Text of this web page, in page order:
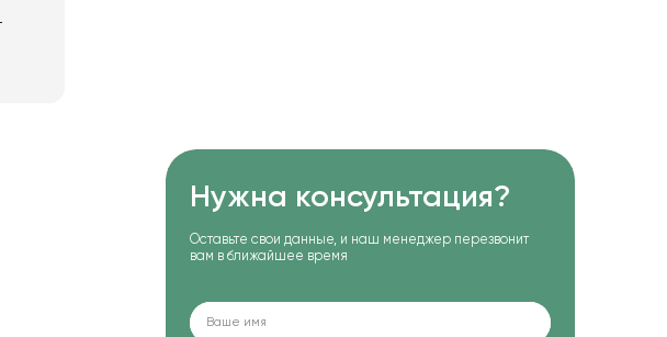
Нужна консультация?
Оставьте свои данные, и наш менеджер перезвонит
вам в ближайшее время